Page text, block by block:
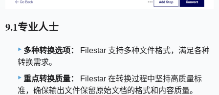
9.1专业人士
多种转换选项：
Filestar 支持多种文件格式，满足各种
转换需求。
重点转换质量：
Filestar 在转换过程中坚持高质量标
准，确保输出文件保留原始文档的格式和内容质量。